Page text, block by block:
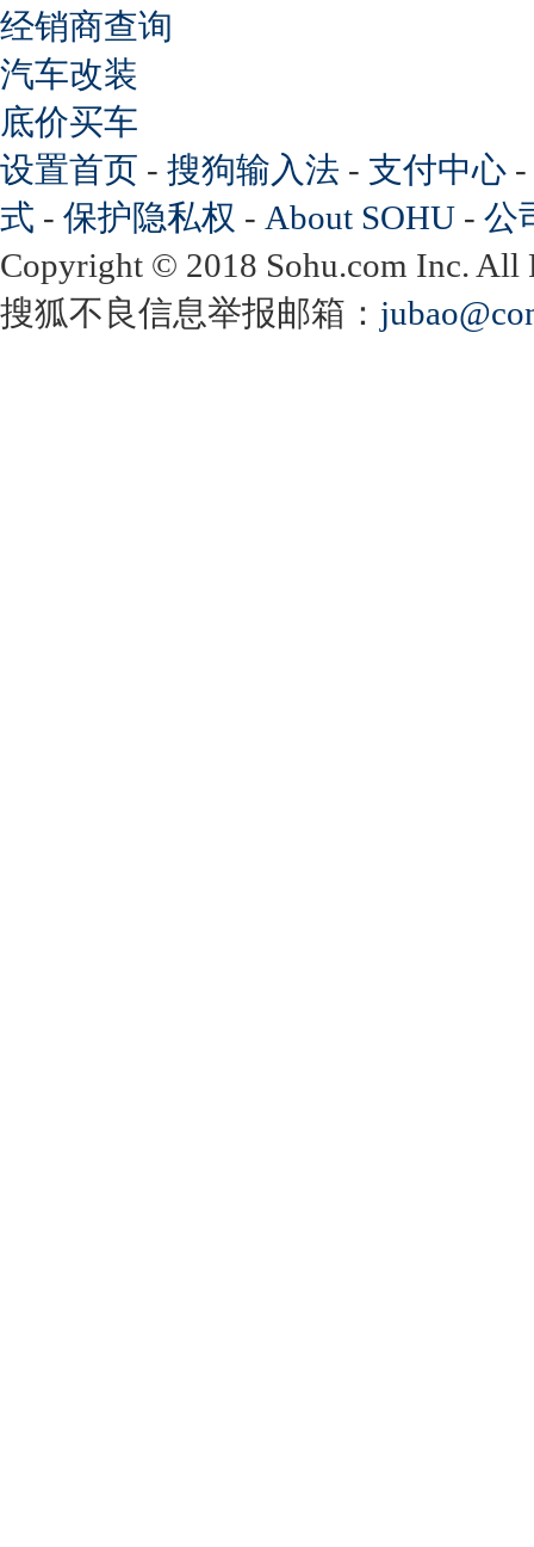
经销商查询
汽车改装
底价买车
设置首页 - 搜狗输入法 - 支付中心 -
式 - 保护隐私权 - About SOHU - 公
Copyright © 2018 Sohu.com Inc.
搜狐不良信息举报邮箱：